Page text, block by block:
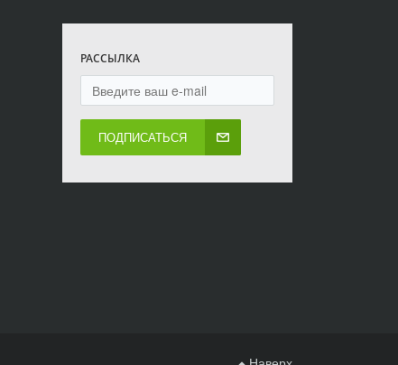
РАССЫЛКА
ПОДПИСАТЬСЯ